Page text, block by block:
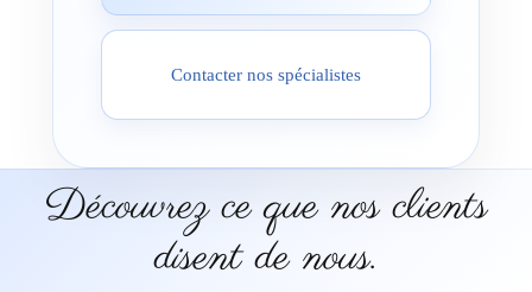
Contacter nos spécialistes
Découvrez ce que nos clients
disent de nous.